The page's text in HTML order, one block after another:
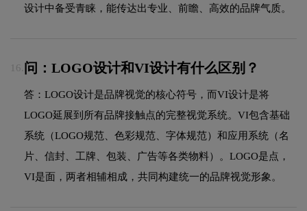
设计中备受青睐，能传达出专业、前瞻、高效的品牌气质。
16. 问：LOGO设计和VI设计有什么区别？
答：LOGO设计是品牌视觉的核心符号，而VI设计是将
LOGO延展到所有品牌接触点的完整视觉系统。VI包含基础
系统（LOGO规范、色彩规范、字体规范）和应用系统（名
片、信封、工牌、包装、广告等各类物料）。LOGO是点，
VI是面，两者相辅相成，共同构建统一的品牌视觉形象。